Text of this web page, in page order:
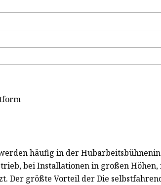
häufig in der
bei Installationen in großen
Der größte Vorteil der Die